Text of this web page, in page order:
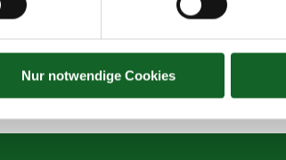
Nur notwendige Cookies